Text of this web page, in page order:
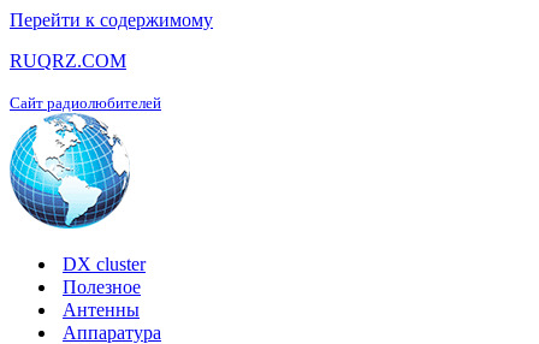
Перейти к содержимому
RUQRZ.COM
Сайт радиолюбителей
DX cluster
Полезное
Антенны
Аппаратура